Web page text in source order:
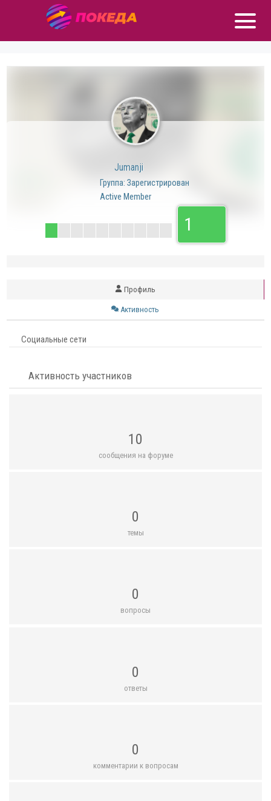
Jumanji
Группа: Зарегистрирован
Active Member
1
Профиль
Активность
Социальные сети
Активность участников
10
сообщения на форуме
0
темы
0
вопросы
0
ответы
0
комментарии к вопросам